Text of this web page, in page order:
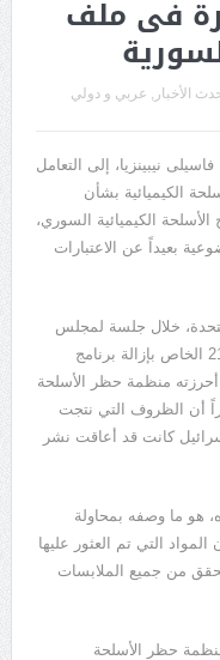
فى ملف
الأخبار
عربي و دولي
نيبينزيا، إلى التعامل
الكيميائية بشأن
الكيميائية السوري،
بعيداً عن الاعتبارات
خلال جلسة لمجلس
الأمن اليوم الخميس، بشأن تنفيذ القرار 2118 الخاص بإزالة برنامج
أحرزته منظمة حظر الأسلحة
أن الظروف التي نتجت
كانت قد أعاقت نشر
هو ما وصفه بمحاولة
التي تم العثور عليها
من جميع الملابسات
حظر الأسلحة